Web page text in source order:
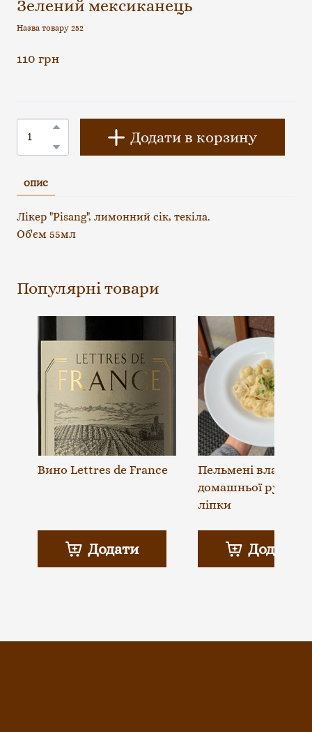
Зелений мексиканець
Назва товару 252
110 грн
Додати в корзину
ОПИС
Лікер "Pisang", лимонний сік, текіла.
Об'єм 55мл
Популярні товари
Вино Lettres de France
Додати
Пельмені власної
домашньої ручної
ліпки
Додати